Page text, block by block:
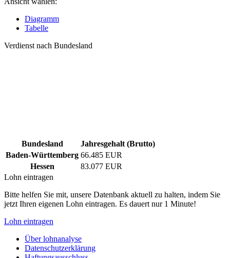
Diagramm
Tabelle
Verdienst nach Bundesland
Bundesland
Jahresgehalt (Brutto)
Baden-Württemberg 66.485 EUR
Hessen
83.077 EUR
Lohn eintragen
Bitte helfen Sie mit, unsere Datenbank aktuell zu halten, indem Sie
jetzt Ihren eigenen Lohn eintragen. Es dauert nur 1 Minute!
Lohn eintragen
Über lohnanalyse
Datenschutzerklärung